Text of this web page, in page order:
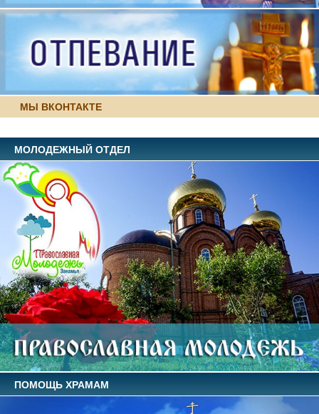
МЫ ВКОНТАКТЕ
МОЛОДЕЖНЫЙ ОТДЕЛ
ПОМОЩЬ ХРАМАМ